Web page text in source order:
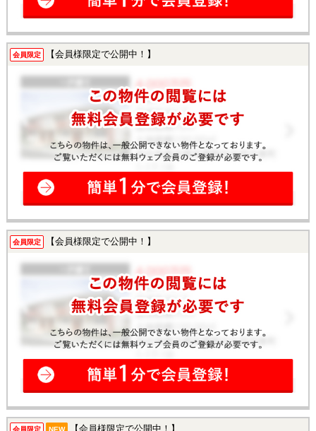
会員限定 【会員様限定で公開中！】
会員限定 【会員様限定で公開中！】
会員限定 NEW 【会員様限定で公開中！】